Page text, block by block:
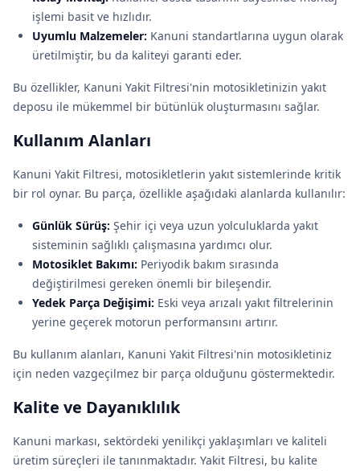
işlemi basit ve hızlıdır.
Uyumlu Malzemeler: Kanuni standartlarına uygun olarak
üretilmiştir, bu da kaliteyi garanti eder.
Bu özellikler, Kanuni Yakit Filtresi'nin motosikletinizin yakıt
deposu ile mükemmel bir bütünlük oluşturmasını sağlar.
Kullanım Alanları
Kanuni Yakit Filtresi, motosikletlerin yakıt sistemlerinde kritik
bir rol oynar. Bu parça, özellikle aşağıdaki alanlarda kullanılır:
Günlük Sürüş: Şehir içi veya uzun yolculuklarda yakıt
sisteminin sağlıklı çalışmasına yardımcı olur.
Motosiklet Bakımı: Periyodik bakım sırasında
değiştirilmesi gereken önemli bir bileşendir.
Yedek Parça Değişimi: Eski veya arızalı yakıt filtrelerinin
yerine geçerek motorun performansını artırır.
Bu kullanım alanları, Kanuni Yakit Filtresi'nin motosikletiniz
için neden vazgeçilmez bir parça olduğunu göstermektedir.
Kalite ve Dayanıklılık
Kanuni markası, sektördeki yenilikçi yaklaşımları ve kaliteli
üretim süreçleri ile tanınmaktadır. Yakit Filtresi, bu kalite